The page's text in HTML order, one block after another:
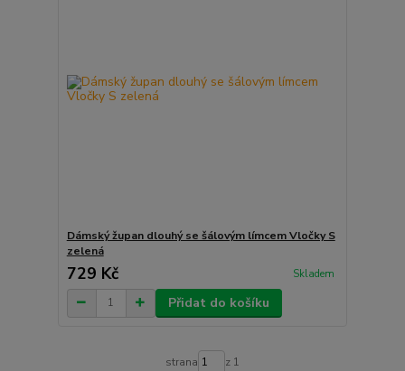
Dámský župan dlouhý se šálovým límcem Vločky S
zelená
729 Kč Skladem
Přidat do košíku
strana z 1